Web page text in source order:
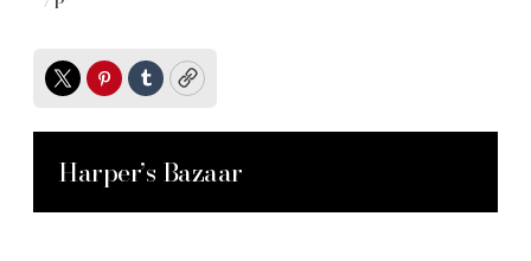
TwitterPinterest
TumblrCopy
Harper’s Bazaar